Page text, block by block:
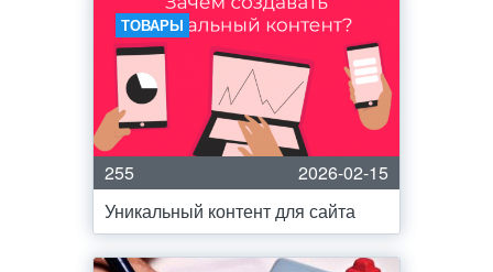
ТОВАРЫ
255
2026-02-15
Уникальный контент для сайта